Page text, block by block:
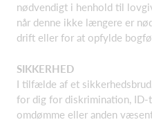
nødvendigt i henhold til
når denne ikke længere er
drift eller for at opfylde
SIKKERHED
I tilfælde af et
for dig for diskrimination,
omdømme eller anden